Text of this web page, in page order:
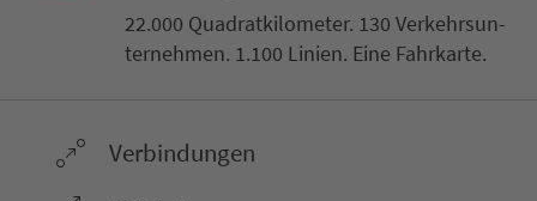
22.000 Qua­drat­ki­lo­me­ter. 130 Ver­kehrs­un­
ter­neh­men. 1.100 Linien. Eine Fahr­kar­te.
Ver­bin­dungen